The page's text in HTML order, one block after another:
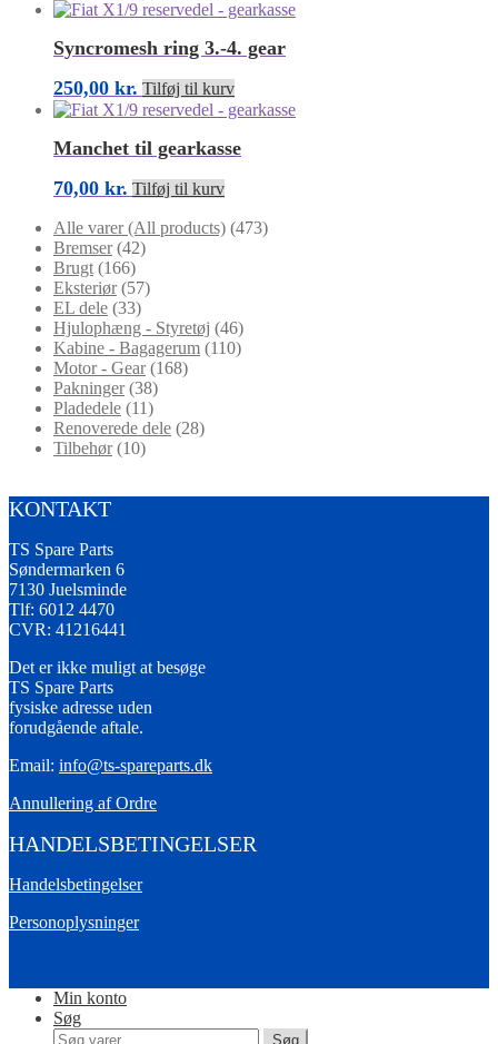
Syncromesh ring 3.-4. gear
250,00 kr. Tilføj til kurv
Manchet til gearkasse
70,00 kr. Tilføj til kurv
Alle varer (All products) (473)
Bremser (42)
Brugt (166)
Eksteriør (57)
EL dele (33)
Hjulophæng - Styretøj (46)
Kabine - Bagagerum (110)
Motor - Gear (168)
Pakninger (38)
Pladedele (11)
Renoverede dele (28)
Tilbehør (10)
KONTAKT
TS Spare Parts
Søndermarken 6
7130 Juelsminde
Tlf: 6012 4470
CVR: 41216441
Det er ikke muligt at besøge
TS Spare Parts
fysiske adresse uden
forudgående aftale.
Email: info@ts-spareparts.dk
Annullering af Ordre
HANDELSBETINGELSER
Handelsbetingelser
Personoplysninger
Min konto
Søg
Søg
Søg